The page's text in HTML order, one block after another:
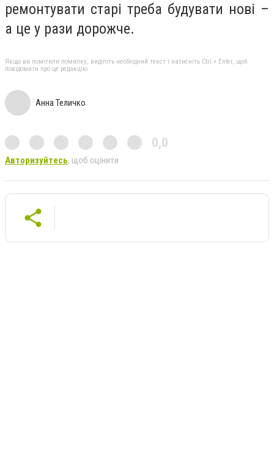
ремонтувати старі треба будувати нові –
а це у рази дорожче.
Якщо ви помітили помилку, виділіть необхідний текст і натисніть Ctrl + Enter, щоб
повідомити про це редакцію
Анна Теличко
0,0
Авторизуйтесь, щоб оцінити